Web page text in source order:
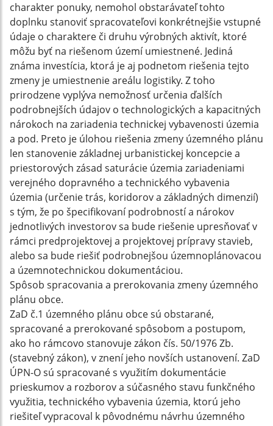
charakter ponuky, nemohol obstarávateľ tohto
doplnku stanoviť spracovateľovi konkrétnejšie vstupné
údaje o charaktere či druhu výrobných aktivít, ktoré
môžu byť na riešenom území umiestnené. Jediná
známa investícia, ktorá je aj podnetom riešenia tejto
zmeny je umiestnenie areálu logistiky. Z toho
prirodzene vyplýva nemožnosť určenia ďalších
podrobnejších údajov o technologických a kapacitných
nárokoch na zariadenia technickej vybavenosti územia
a pod. Preto je úlohou riešenia zmeny územného plánu
len stanovenie základnej urbanistickej koncepcie a
priestorových zásad saturácie územia zariadeniami
verejného dopravného a technického vybavenia
územia (určenie trás, koridorov a základných dimenzií)
s tým, že po špecifikovaní podrobností a nárokov
jednotlivých investorov sa bude riešenie upresňovať v
rámci predprojektovej a projektovej prípravy stavieb,
alebo sa bude riešiť podrobnejšou územnoplánovacou
a územnotechnickou dokumentáciou.
Spôsob spracovania a prerokovania zmeny územného
plánu obce.
ZaD č.1 územného plánu obce sú obstarané,
spracované a prerokované spôsobom a postupom,
ako ho rámcovo stanovuje zákon čís. 50/1976 Zb.
(stavebný zákon), v znení jeho novších ustanovení. ZaD
ÚPN-O sú spracované s využitím dokumentácie
prieskumov a rozborov a súčasného stavu funkčného
využitia, technického vybavenia územia, ktorú jeho
riešiteľ vypracoval k pôvodnému návrhu územného